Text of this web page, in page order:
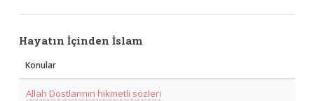
Hayatın İçinden İslam
Konular
Allah Dostlarının hikmetli sözleri